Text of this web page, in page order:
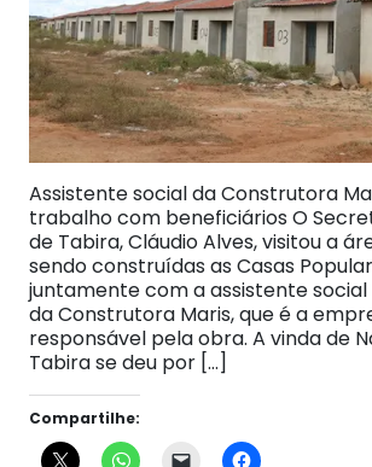
Assistente social da Construtora
trabalho com beneficiários O
de Tabira, Cláudio Alves, visitou a
sendo construídas as Casas
juntamente com a assistente social
da Construtora Maris, que é a
responsável pela obra. A vinda de
Tabira se deu por […]
Compartilhe: